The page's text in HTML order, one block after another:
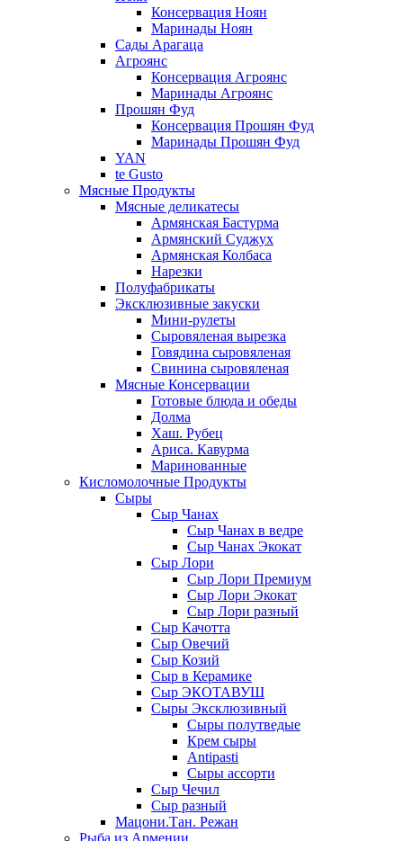
Консервация Ноян
Маринады Ноян
Сады Арагаца
Агроянс
Консервация Агроянс
Маринады Агроянс
Прошян Фуд
Консервация Прошян Фуд
Маринады Прошян Фуд
YAN
te Gusto
Мясные Продукты
Мясные деликатесы
Армянская Бастурма
Армянский Суджух
Армянская Колбаса
Нарезки
Полуфабрикаты
Эксклюзивные закуски
Мини-рулеты
Сыровяленая вырезка
Говядина сыровяленая
Свинина сыровяленая
Мясные Консервации
Готовые блюда и обеды
Долма
Хаш. Рубец
Ариса. Кавурма
Маринованные
Кисломолочные Продукты
Сыры
Сыр Чанах
Сыр Чанах в ведре
Сыр Чанах Экокат
Сыр Лори
Сыр Лори Премиум
Сыр Лори Экокат
Сыр Лори разный
Сыр Качотта
Сыр Овечий
Сыр Козий
Сыр в Керамике
Сыр ЭКОТАВУШ
Сыры Эксклюзивный
Сыры полутведые
Крем сыры
Antipasti
Сыры ассорти
Сыр Чечил
Сыр разный
Мацони.Тан. Режан
Рыба из Армении